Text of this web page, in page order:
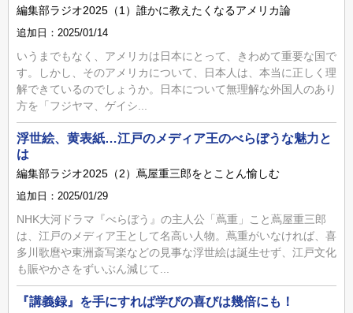
編集部ラジオ2025（1）誰かに教えたくなるアメリカ論
追加日：2025/01/14
いうまでもなく、アメリカは日本にとって、きわめて重要な国で
す。しかし、そのアメリカについて、日本人は、本当に正しく理
解できているのでしょうか。日本について無理解な外国人のあり
方を「フジヤマ、ゲイシ...
浮世絵、黄表紙…江戸のメディア王のべらぼうな魅力と
は
編集部ラジオ2025（2）蔦屋重三郎をとことん愉しむ
追加日：2025/01/29
NHK大河ドラマ『べらぼう』の主人公「蔦重」こと蔦屋重三郎
は、江戸のメディア王として名高い人物。蔦重がいなければ、喜
多川歌麿や東洲斎写楽などの見事な浮世絵は誕生せず、江戸文化
も賑やかさをずいぶん減じて...
『講義録』を手にすれば学びの喜びは幾倍にも！